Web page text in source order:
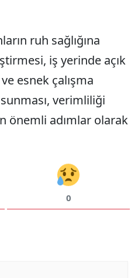
ruh sağlığına
iş yerinde açık
esnek çalışma
verimliliği
önemli adımlar olarak
0